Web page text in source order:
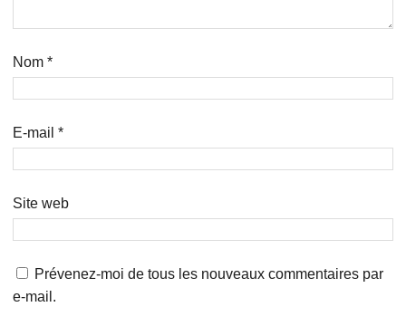
Nom *
E-mail *
Site web
Prévenez-moi de tous les nouveaux commentaires par
e-mail.